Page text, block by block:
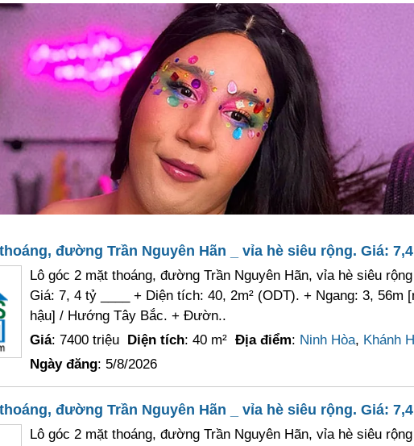
đường Trần Nguyên Hãn _ vỉa hè siêu rộng. Giá:
Lô góc 2 mặt thoáng, đường Trần Nguyên Hãn, vỉa hè siêu rộng
Giá: 7, 4 tỷ ____ + Diện tích: 40, 2m² (ODT). + Ngang: 3, 56m
hậu] / Hướng Tây Bắc. + Đườn..
Giá: 7400 triệu Diện tích: 40 m² Địa điểm: Ninh Hòa, Khánh
Ngày đăng: 5/8/2026
đường Trần Nguyên Hãn _ vỉa hè siêu rộng. Giá:
Lô góc 2 mặt thoáng, đường Trần Nguyên Hãn, vỉa hè siêu rộng